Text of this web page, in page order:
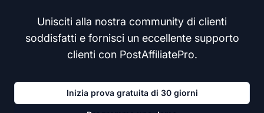
Unisciti alla nostra community di clienti
soddisfatti e fornisci un eccellente supporto
clienti con PostAffiliatePro.
Inizia prova gratuita di 30 giorni